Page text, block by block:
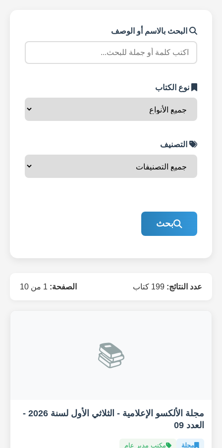
البحث بالاسم أو الوصف
نوع الكتاب
التصنيف
بحث
عدد النتائج: الصفحة:
📚
مجلة الألكسو الإعلامية - الثلاثي الأول لسنة 2026 -
العدد 09
مجلة مكتب مدير عام